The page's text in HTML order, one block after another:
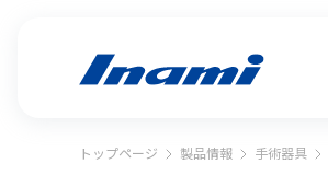
トップページ 製品情報 手術器具